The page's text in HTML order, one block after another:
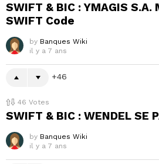
SWIFT & BIC : YMAGIS S.A.
SWIFT Code
by Banques Wiki
il y a 7 ans
46
46 Votes
SWIFT & BIC : WENDEL SE
by Banques Wiki
il y a 7 ans